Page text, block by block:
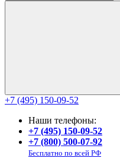
+7 (495) 150-09-52
Наши телефоны:
+7 (495) 150-09-52
+7 (800) 500-07-92
Бесплатно по всей РФ